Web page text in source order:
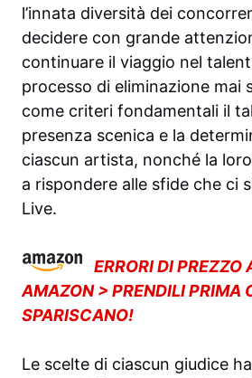
l’innata diversità dei
decidere con grande
continuare il viaggio nel
processo di eliminazione mai
come criteri fondamentali il
presenza scenica e la
ciascun artista, nonché la
a rispondere alle sfide che ci
Live.
ERRORI DI PREZZO
AMAZON > PRENDILI PRIMA
SPARISCANO!
Le scelte di ciascun giudice